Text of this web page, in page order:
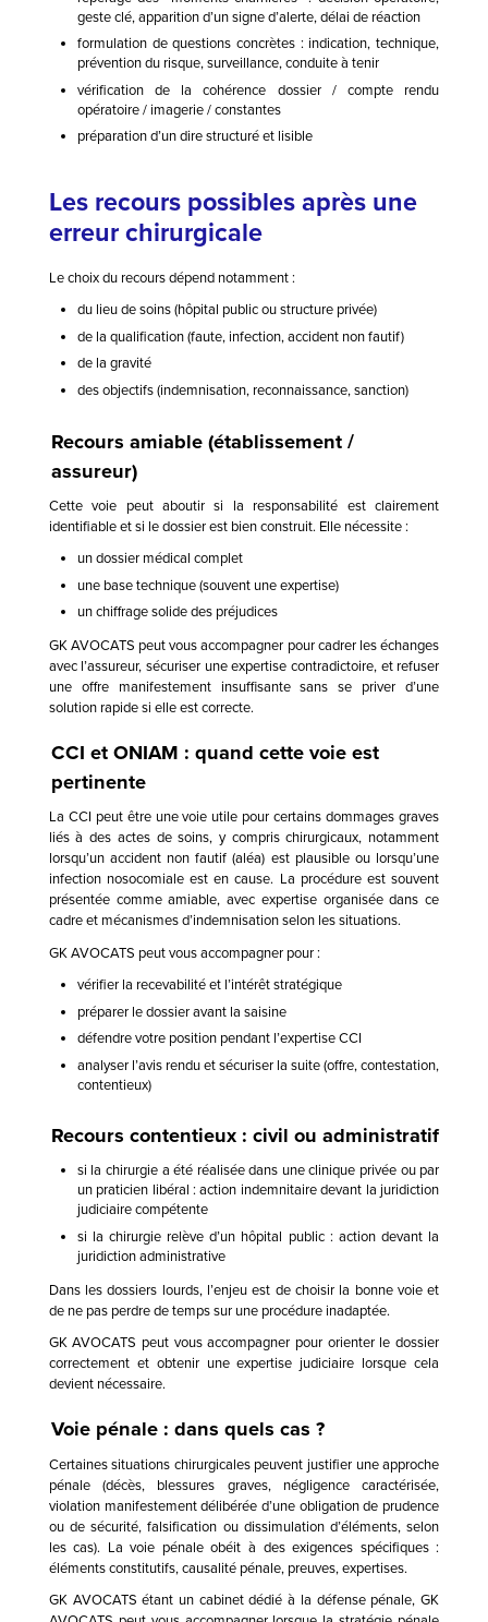
geste clé, apparition d’un signe d’alerte, délai de réaction
formulation de questions concrètes : indication, technique,
prévention du risque, surveillance, conduite à tenir
vérification de la cohérence dossier / compte rendu
opératoire / imagerie / constantes
préparation d’un dire structuré et lisible
Les recours possibles après une
erreur chirurgicale
Le choix du recours dépend notamment :
du lieu de soins (hôpital public ou structure privée)
de la qualification (faute, infection, accident non fautif)
de la gravité
des objectifs (indemnisation, reconnaissance, sanction)
Recours amiable (établissement /
assureur)
Cette voie peut aboutir si la responsabilité est clairement
identifiable et si le dossier est bien construit. Elle nécessite :
un dossier médical complet
une base technique (souvent une expertise)
un chiffrage solide des préjudices
GK AVOCATS peut vous accompagner pour cadrer les échanges
avec l’assureur, sécuriser une expertise contradictoire, et refuser
une offre manifestement insuffisante sans se priver d’une
solution rapide si elle est correcte.
CCI et ONIAM : quand cette voie est
pertinente
La CCI peut être une voie utile pour certains dommages graves
liés à des actes de soins, y compris chirurgicaux, notamment
lorsqu’un accident non fautif (aléa) est plausible ou lorsqu’une
infection nosocomiale est en cause. La procédure est souvent
présentée comme amiable, avec expertise organisée dans ce
cadre et mécanismes d’indemnisation selon les situations.
GK AVOCATS peut vous accompagner pour :
vérifier la recevabilité et l’intérêt stratégique
préparer le dossier avant la saisine
défendre votre position pendant l’expertise CCI
analyser l’avis rendu et sécuriser la suite (offre, contestation,
contentieux)
Recours contentieux : civil ou administratif
si la chirurgie a été réalisée dans une clinique privée ou par
un praticien libéral : action indemnitaire devant la juridiction
judiciaire compétente
si la chirurgie relève d’un hôpital public : action devant la
juridiction administrative
Dans les dossiers lourds, l’enjeu est de choisir la bonne voie et
de ne pas perdre de temps sur une procédure inadaptée.
GK AVOCATS peut vous accompagner pour orienter le dossier
correctement et obtenir une expertise judiciaire lorsque cela
devient nécessaire.
Voie pénale : dans quels cas ?
Certaines situations chirurgicales peuvent justifier une approche
pénale (décès, blessures graves, négligence caractérisée,
violation manifestement délibérée d’une obligation de prudence
ou de sécurité, falsification ou dissimulation d’éléments, selon
les cas). La voie pénale obéit à des exigences spécifiques :
éléments constitutifs, causalité pénale, preuves, expertises.
GK AVOCATS étant un cabinet dédié à la défense pénale, GK